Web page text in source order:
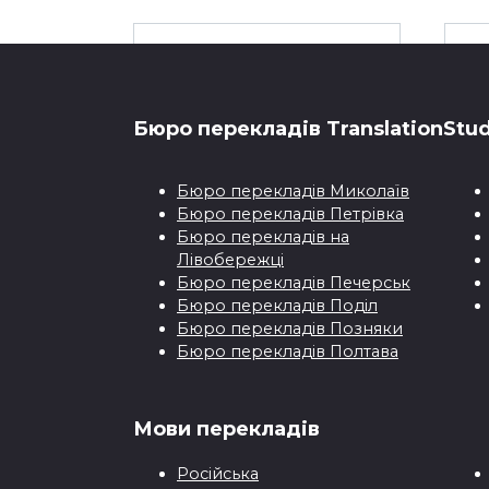
виникла
398
Більшість юридичних осіб
Бюро перекладiв
Бюро перекладiв Миколаїв
Бюро перекладiв Петрівка
Бюро перекладiв на
Лівобережці
Бюро перекладiв Печерськ
Бюро перекладiв Поділ
Бюро перекладiв Позняки
Бюро перекладiв Полтава
Мови перекладiв
Pосійськa